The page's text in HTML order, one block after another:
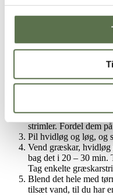
Vend dejen ud på et
store portioner.
Form hver portion til
Dæk dejkuglerne med
Græskarsauce
Forvarm ovnen til
Fjern kernerne fra
strimler. Fordel dem
Pil hvidløg og løg, og
Vend græskar, hvidløg
bag det i 20 – 30 min.
Tag enkelte
Blend det hele med
tilsæt vand, til du har